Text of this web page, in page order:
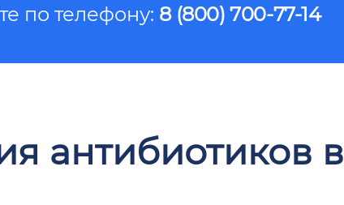
по телефону: 8 (800) 700-77-14
антибиотиков в